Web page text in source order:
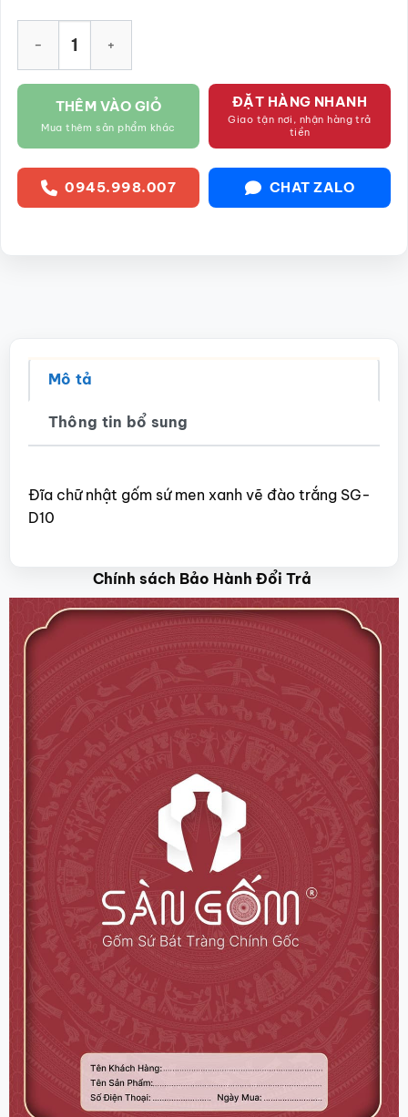
THÊM VÀO GIỎ
Mua thêm sản phẩm khác
ĐẶT HÀNG NHANH
Giao tận nơi, nhận hàng trả
tiền
0945.998.007 CHAT ZALO
Mô tả
Thông tin bổ sung
Đĩa chữ nhật gốm sứ men xanh vẽ đào trắng SG-
D10
Chính sách Bảo Hành Đổi Trả